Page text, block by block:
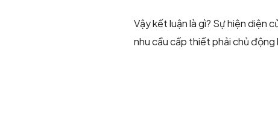
Vậy kết luận là gì? Sự hiện diện
nhu cầu cấp thiết phải chủ động